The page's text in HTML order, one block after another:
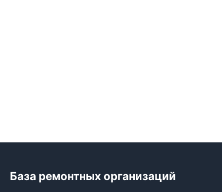
База ремонтных организаций